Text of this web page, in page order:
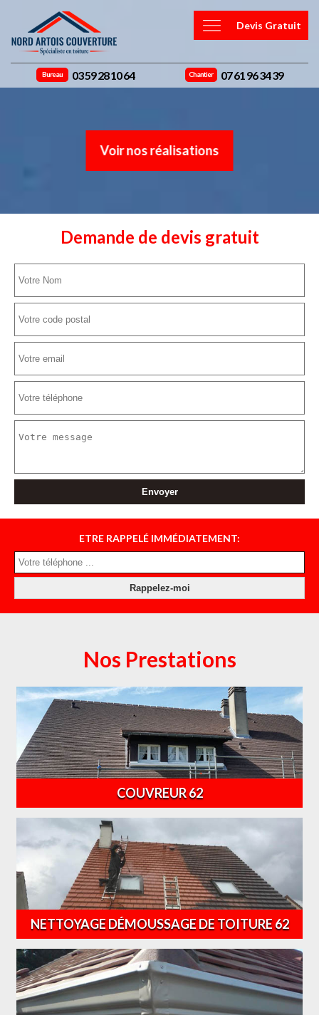
Devis Gratuit
Bureau 03 59 28 10 64 Chantier 07 61 96 34 39
Voir nos réalisations
Demande de devis gratuit
ETRE RAPPELÉ IMMÉDIATEMENT:
Nos Prestations
COUVREUR 62
NETTOYAGE DÉMOUSSAGE DE TOITURE 62